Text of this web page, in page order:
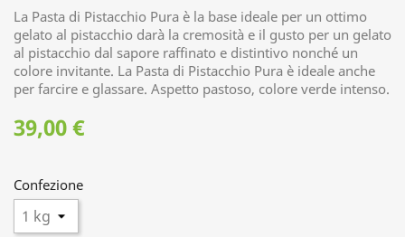
La Pasta di Pistacchio Pura è la base ideale per un ottimo
gelato al pistacchio darà la cremosità e il gusto per un gelato
al pistacchio dal sapore raffinato e distintivo nonché un
colore invitante. La Pasta di Pistacchio Pura è ideale anche
per farcire e glassare. Aspetto pastoso, colore verde intenso.
39,00 €
Confezione